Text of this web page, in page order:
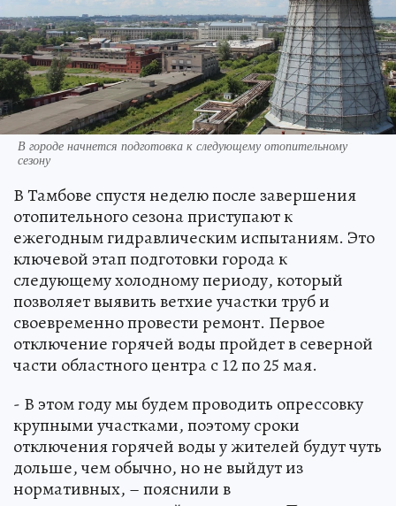
В городе начнется подготовка к следующему отопительному
сезону
В Тамбове спустя неделю после завершения
отопительного сезона приступают к
ежегодным гидравлическим испытаниям. Это
ключевой этап подготовки города к
следующему холодному периоду, который
позволяет выявить ветхие участки труб и
своевременно провести ремонт. Первое
отключение горячей воды пройдет в северной
части областного центра с 12 по 25 мая.
- В этом году мы будем проводить опрессовку
крупными участками, поэтому сроки
отключения горячей воды у жителей будут чуть
дольше, чем обычно, но не выйдут из
нормативных, – пояснили в